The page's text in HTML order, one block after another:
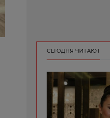
СЕГОДНЯ ЧИТАЮТ